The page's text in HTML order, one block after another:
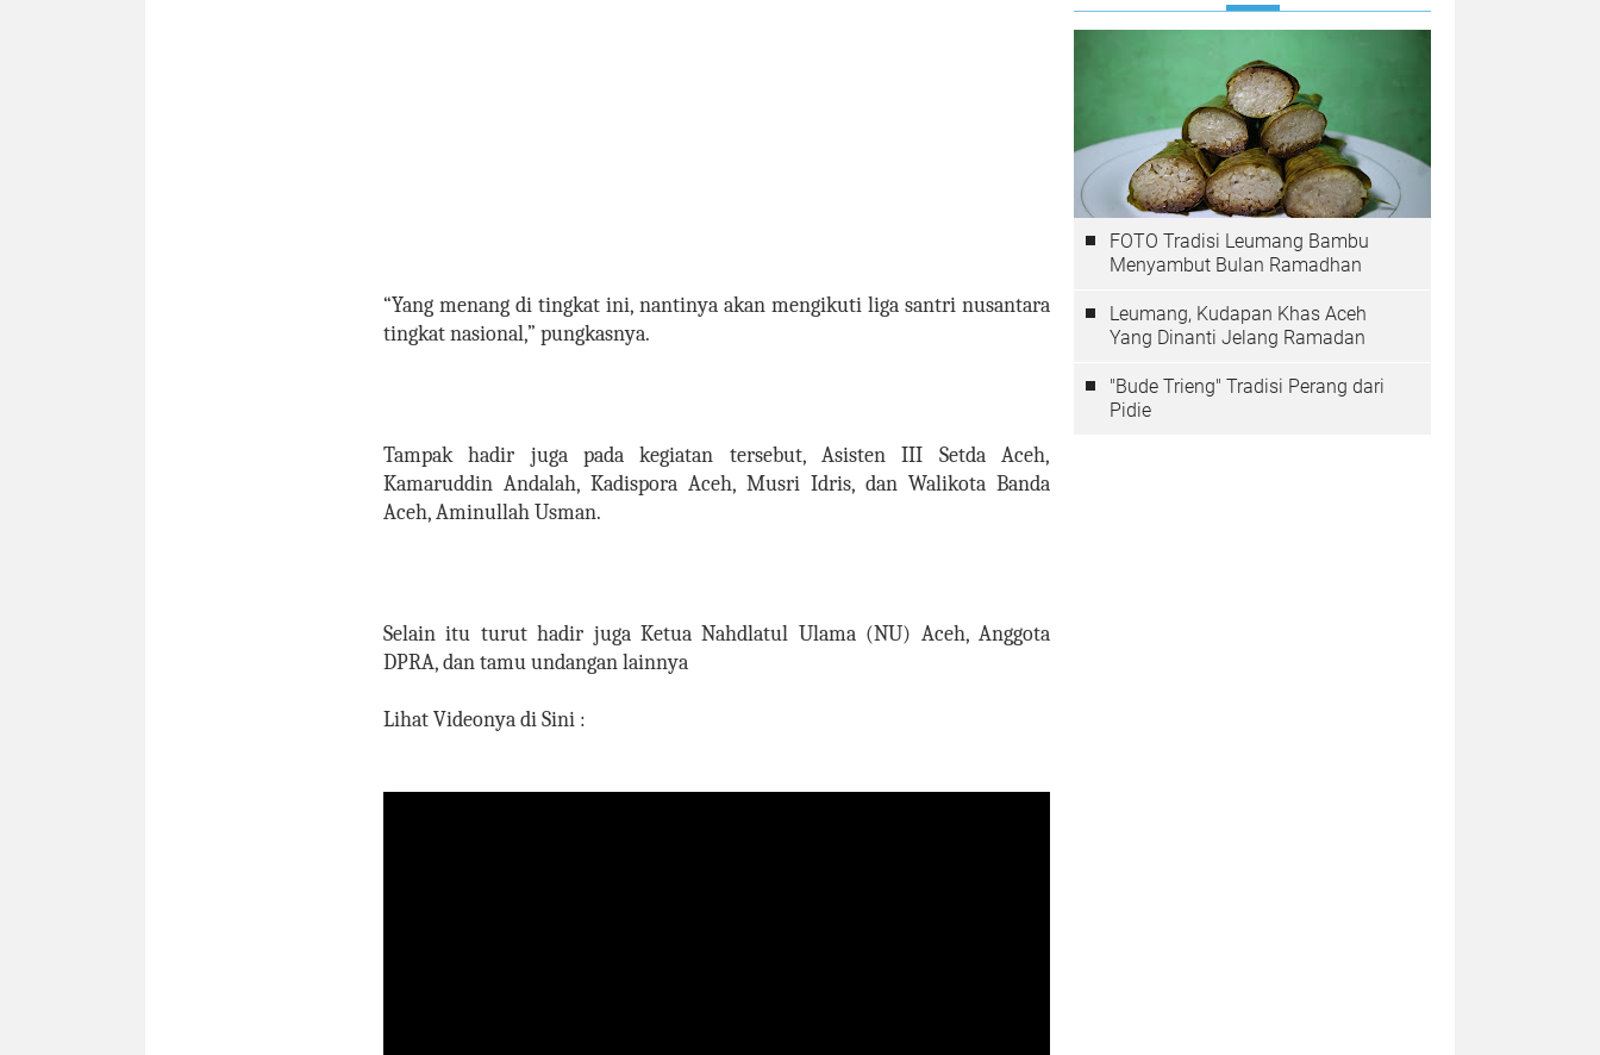
“Yang menang di tingkat ini, nantinya akan mengikuti liga santri nusantara
tingkat nasional,” pungkasnya.
Tampak hadir juga pada kegiatan tersebut, Asisten III Setda Aceh,
Kamaruddin Andalah, Kadispora Aceh, Musri Idris, dan Walikota Banda
Aceh, Aminullah Usman.
Selain itu turut hadir juga Ketua Nahdlatul Ulama (NU) Aceh, Anggota
DPRA, dan tamu undangan lainnya
Lihat Videonya di Sini :
FOTO Tradisi Leumang Bambu
Menyambut Bulan Ramadhan
Leumang, Kudapan Khas Aceh
Yang Dinanti Jelang Ramadan
"Bude Trieng" Tradisi Perang dari
Pidie